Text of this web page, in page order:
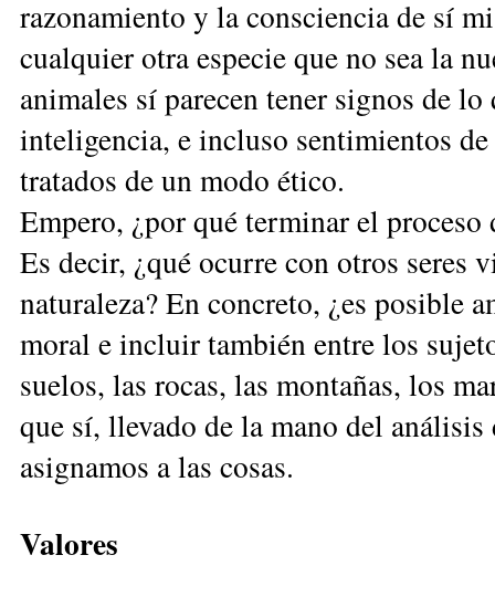
razonamiento y la consciencia de sí
cualquier otra especie que no sea la
animales sí parecen tener signos de
inteligencia, e in­cluso sentimientos
tratados de un modo ­ético.
Empero, ¿por qué terminar el
Es de­cir, ¿qué ocurre con otros seres
naturaleza? En con­cre­to, ¿es posible
moral e incluir también entre los
suelos, las rocas, las montañas, los
que sí, lleva­do de la mano del
asignamos a las cosas.
Valores